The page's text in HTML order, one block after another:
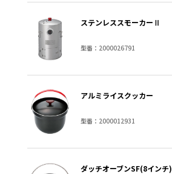
ステンレススモーカーⅡ
型番：2000026791
アルミライスクッカー
型番：2000012931
ダッチオーブンSF(8インチ)